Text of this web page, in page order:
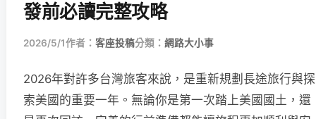
發前必讀完整攻略
2026/5/1作者： 客座投稿分類： 網路大小事
2026年對許多台灣旅客來說，是重新規劃長途旅行與探
索美國的重要一年。無論你是第一次踏上美國國土，還